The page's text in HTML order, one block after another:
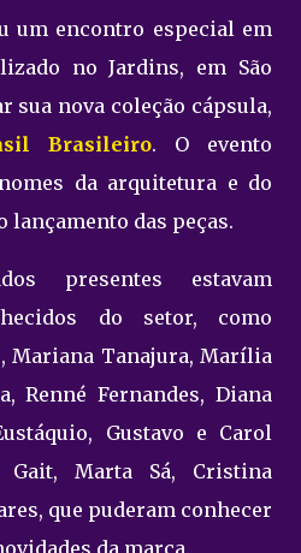
um encontro especial em
no Jardins, em São
sua nova coleção cápsula,
Brasileiro. O evento
da arquitetura e do
lançamento das peças.
presentes estavam
do setor, como
Mariana Tanajura, Marília
Renné Fernandes, Diana
Gustavo e Carol
Gait, Marta Sá, Cristina
que puderam conhecer